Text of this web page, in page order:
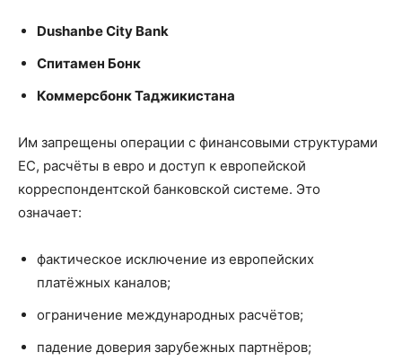
Dushanbe City Bank
Спитамен Бонк
Коммерсбонк Таджикистана
Им запрещены операции с финансовыми структурами
ЕС, расчёты в евро и доступ к европейской
корреспондентской банковской системе. Это
означает:
фактическое исключение из европейских
платёжных каналов;
ограничение международных расчётов;
падение доверия зарубежных партнёров;